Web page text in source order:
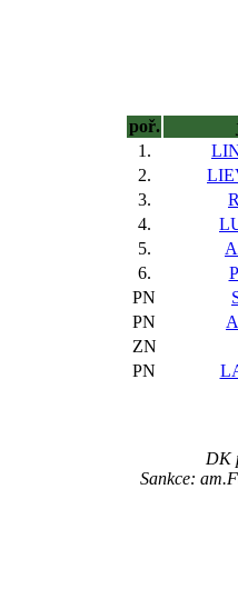
poř.
1.
2.
3.
4.
5.
6.
PN
PN
ZN
PN
DK
Sankce: